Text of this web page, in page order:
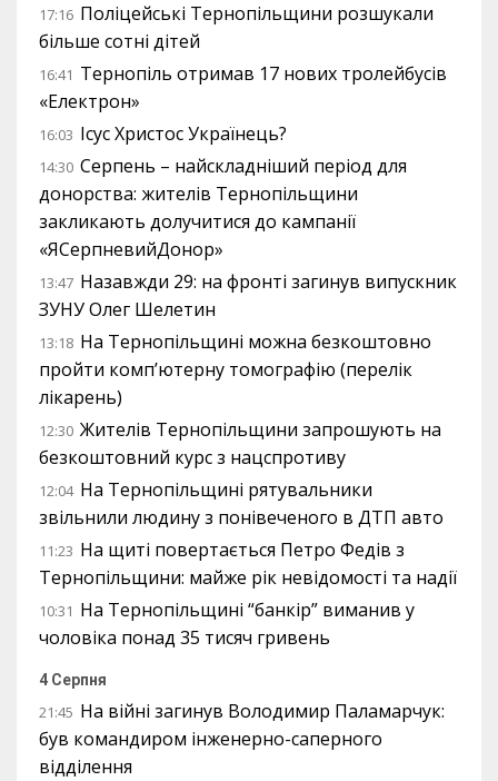
17:16 Поліцейські Тернопільщини розшукали
більше сотні дітей
16:41 Тернопіль отримав 17 нових тролейбусів
«Електрон»
16:03 Ісус Христос Українець?
14:30 Серпень – найскладніший період для
донорства: жителів Тернопільщини
закликають долучитися до кампанії
«ЯСерпневийДонор»
13:47 Назавжди 29: на фронті загинув випускник
ЗУНУ Олег Шелетин
13:18 На Тернопільщині можна безкоштовно
пройти комп’ютерну томографію (перелік
лікарень)
12:30 Жителів Тернопільщини запрошують на
безкоштовний курс з нацспротиву
12:04 На Тернопільщині рятувальники
звільнили людину з понівеченого в ДТП авто
11:23 На щиті повертається Петро Федів з
Тернопільщини: майже рік невідомості та надії
10:31 На Тернопільщині “банкір” виманив у
чоловіка понад 35 тисяч гривень
4 Серпня
21:45 На війні загинув Володимир Паламарчук:
був командиром інженерно-саперного
відділення